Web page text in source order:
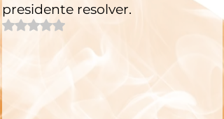
presidente resolver.
Avaliado com NaN de 5 estrelas.